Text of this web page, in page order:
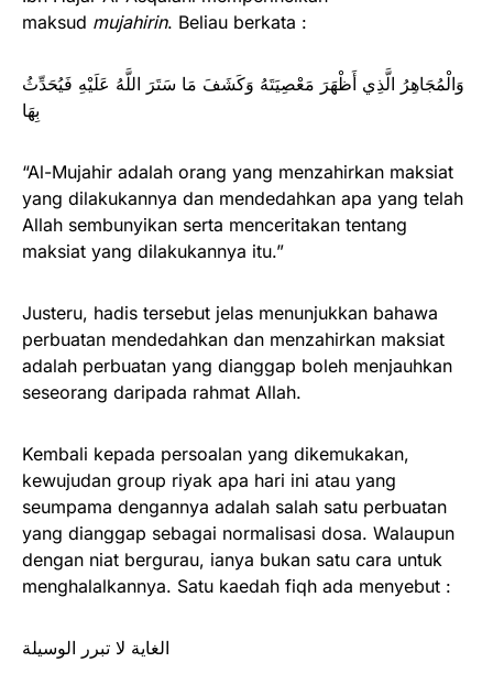
maksud mujahirin. Beliau berkata :
وَالْمُجَاهِرُ الَّذِي أَظْهَرَ مَعْصِيَتَهُ وَكَشَفَ مَا سَتَرَ اللَّهُ عَلَيْهِ فَيُحَدِّثُ
بِهَا
“Al-Mujahir adalah orang yang menzahirkan maksiat
yang dilakukannya dan mendedahkan apa yang telah
Allah sembunyikan serta menceritakan tentang
maksiat yang dilakukannya itu.”
Justeru, hadis tersebut jelas menunjukkan bahawa
perbuatan mendedahkan dan menzahirkan maksiat
adalah perbuatan yang dianggap boleh menjauhkan
seseorang daripada rahmat Allah.
Kembali kepada persoalan yang dikemukakan,
kewujudan group riyak apa hari ini atau yang
seumpama dengannya adalah salah satu perbuatan
yang dianggap sebagai normalisasi dosa. Walaupun
dengan niat bergurau, ianya bukan satu cara untuk
menghalalkannya. Satu kaedah fiqh ada menyebut :
الغاية لا تبرر الوسيلة